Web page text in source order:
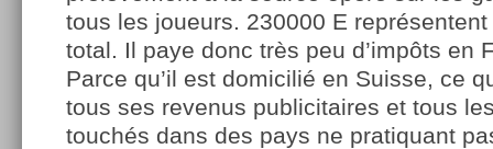
tous les joueurs. 230000 E
total. Il paye donc très peu d’impôts en
Parce qu’il est domicilié en Suisse, ce
tous ses revenus publicitaires et tous
touchés dans des pays ne pratiquant